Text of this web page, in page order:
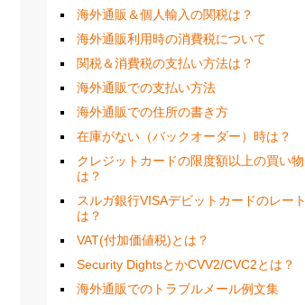
海外通販＆個人輸入の関税は？
海外通販利用時の消費税について
関税＆消費税の支払い方法は？
海外通販での支払い方法
海外通販での住所の書き方
在庫がない（バックオーダー）時は？
クレジットカードの限度額以上の買い物
は？
スルガ銀行VISAデビットカードのレート
は？
VAT(付加価値税)とは？
Security DightsとかCVV2/CVC2とは？
海外通販でのトラブルメール例文集